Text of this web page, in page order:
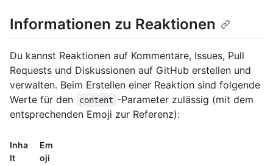
Informationen zu Reaktionen
Du kannst Reaktionen auf Kommentare, Issues, Pull
Requests und Diskussionen auf GitHub erstellen und
verwalten. Beim Erstellen einer Reaktion sind folgende
Werte für den
content -Parameter zulässig (mit dem
entsprechenden Emoji zur Referenz):
Inha
lt
Em
oji